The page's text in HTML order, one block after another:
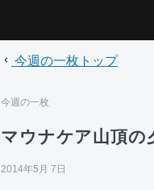
今週の一枚トップ
今週の一枚
マウナケア山頂の
2014年5月 7日